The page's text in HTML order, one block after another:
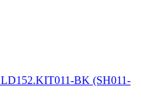
BK (SH011-